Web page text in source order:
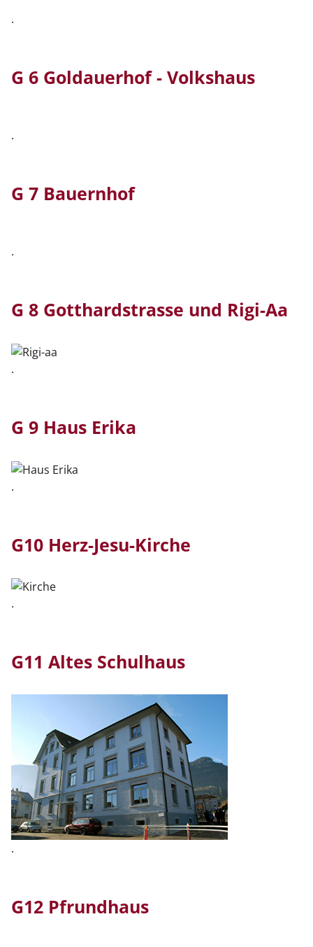
.
G 6 Goldauerhof - Volkshaus
.
G 7 Bauernhof
.
G 8 Gotthardstrasse und Rigi-Aa
.
G 9 Haus Erika
.
G10 Herz-Jesu-Kirche
.
G11 Altes Schulhaus
.
G12 Pfrundhaus